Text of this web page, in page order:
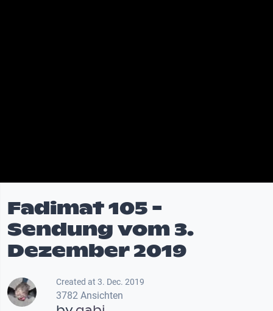
Fadimat 105 -
Sendung vom 3.
Dezember 2019
Created at 3. Dec. 2019
3782 Ansichten